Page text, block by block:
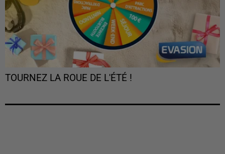
TOURNEZ LA ROUE DE L'ÉTÉ !